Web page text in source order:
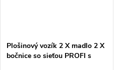
Plošinový vozík 2 X madlo 2 X
bočnice so sieťou PROFI s